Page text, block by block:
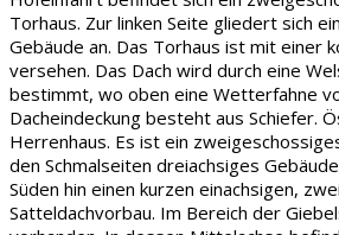
Torhaus. Zur linken Seite gliedert sich
Gebäude an. Das Torhaus ist mit einer
versehen. Das Dach wird durch eine
bestimmt, wo oben eine Wetterfahne
Dacheindeckung besteht aus Schiefer.
Herrenhaus. Es ist ein
den Schmalseiten dreiachsiges
Süden hin einen kurzen einachsigen,
Satteldachvorbau. Im Bereich der